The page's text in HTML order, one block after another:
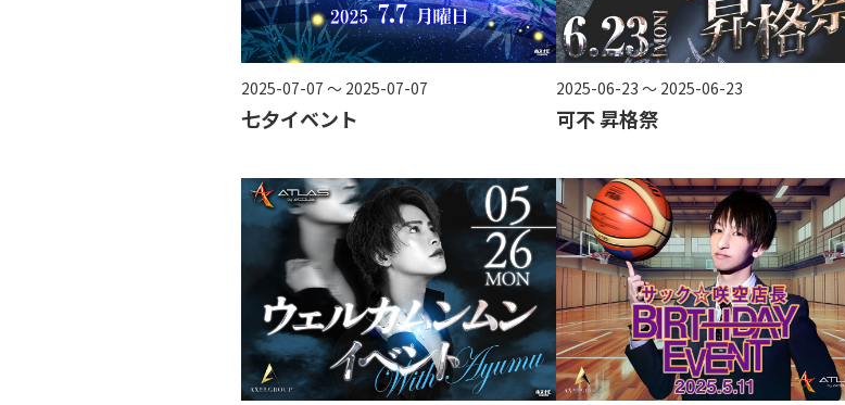
2025-07-07 ～ 2025-07-07
七夕イベント
2025-06-23 ～ 2025-06-23
可不 昇格祭